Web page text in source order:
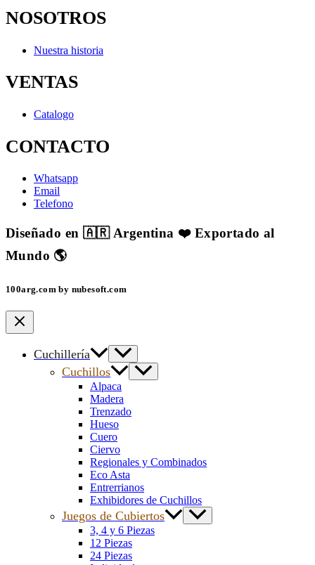
NOSOTROS
Nuestra historia
VENTAS
Catalogo
CONTACTO
Whatsapp
Email
Telefono
Diseñado en 🇦🇷 Argentina ❤️ Exportado al
Mundo 🌎
100arg.com by nubesoft.com
Cuchillería
Cuchillos
Alpaca
Madera
Trenzado
Hueso
Cuero
Ciervo
Regionales y Combinados
Eco Asta
Entrerrianos
Exhibidores de Cuchillos
Juegos de Cubiertos
3, 4 y 6 Piezas
12 Piezas
24 Piezas